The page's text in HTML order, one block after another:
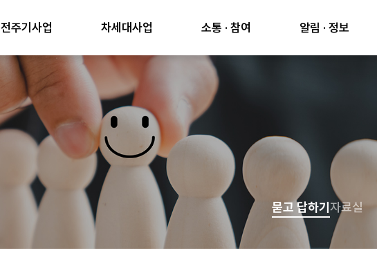
전주기사업 차세대사업 소통 · 참여 알림 · 정보
묻고 답하기 자료실